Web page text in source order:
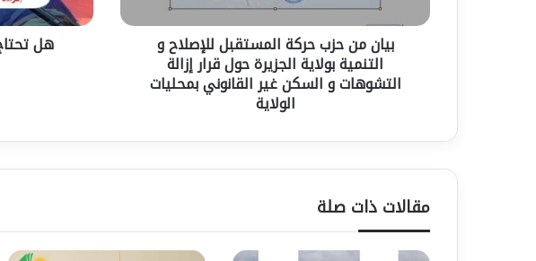
بولاية
و
غير
بمحليات
الولاية
بيان من حزب حركة المستقبل للإصلاح و
التنمية بولاية الجزيرة حول قرار إزالة
التشوهات و السكن غير القانوني بمحليات
الولاية
هل
مقالات ذات صلة